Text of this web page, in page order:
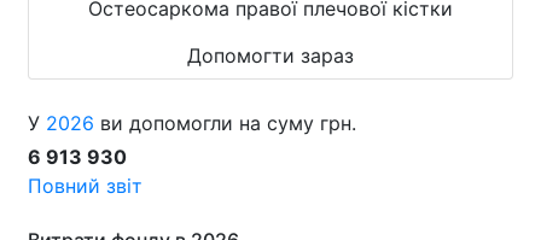
Остеосаркома правої плечової кістки
Допомогти зараз
У 2026 ви допомогли на суму грн.
6 913 930
Повний звіт